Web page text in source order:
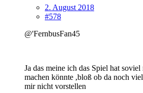
2. August 2018
#578
@'FernbusFan45
Ja das meine ich das Spiel hat
machen könnte ,bloß ob da noch
mir nicht vorstellen